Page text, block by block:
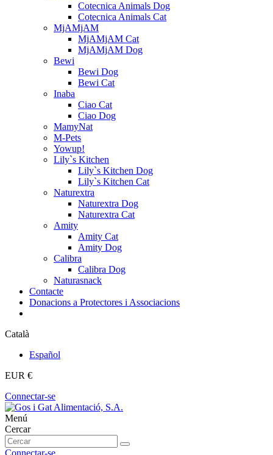
Cotecnica Animals Dog
Cotecnica Animals Cat
MjAMjAM
MjAMjAM Cat
MjAMjAM Dog
Bewi
Bewi Dog
Bewi Cat
Inaba
Ciao Cat
Ciao Dog
MamyNat
M-Pets
Yowup!
Lily`s Kitchen
Lily`s Kitchen Dog
Lily`s Kitchen Cat
Naturextra
Naturextra Dog
Naturextra Cat
Amity
Amity Cat
Amity Dog
Calibra
Calibra Dog
Naturasnack
Contacte
Donacions a Protectores i Associacions
Català
Español
EUR €
Connectar-se
Menú
Cercar
Connectar-se